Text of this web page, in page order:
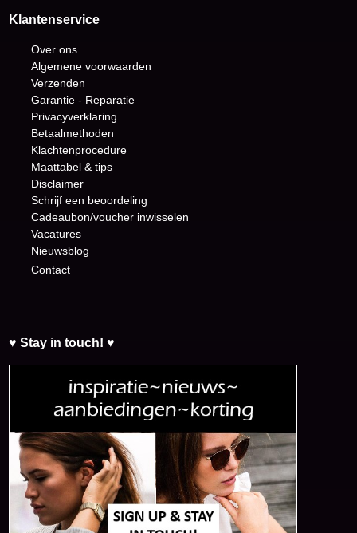
Klantenservice
Over ons
Algemene voorwaarden
Verzenden
Garantie - Reparatie
Privacyverklaring
Betaalmethoden
Klachtenprocedure
Maattabel & tips
Disclaimer
Schrijf een beoordeling
Cadeaubon/voucher inwisselen
Vacatures
Nieuwsblog
Contact
♥ Stay in touch! ♥